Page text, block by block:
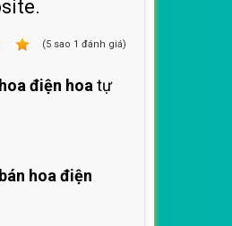
(5 sao 1 đánh giá)
điện hoa tự
hoa điện